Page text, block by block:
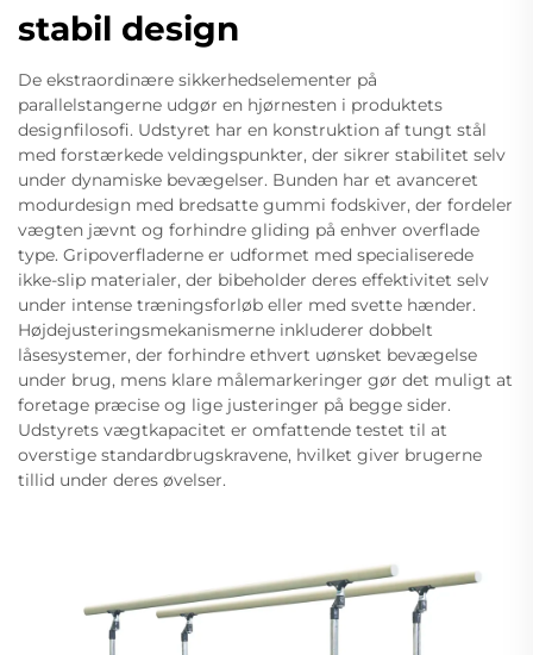
stabil design
De ekstraordinære sikkerhedselementer på
parallelstangerne udgør en hjørnesten i produktets
designfilosofi. Udstyret har en konstruktion af tungt stål
med forstærkede veldingspunkter, der sikrer stabilitet selv
under dynamiske bevægelser. Bunden har et avanceret
modurdesign med bredsatte gummi fodskiver, der fordeler
vægten jævnt og forhindre gliding på enhver overflade
type. Gripoverfladerne er udformet med specialiserede
ikke-slip materialer, der bibeholder deres effektivitet selv
under intense træningsforløb eller med svette hænder.
Højdejusteringsmekanismerne inkluderer dobbelt
låsesystemer, der forhindre ethvert uønsket bevægelse
under brug, mens klare målemarkeringer gør det muligt at
foretage præcise og lige justeringer på begge sider.
Udstyrets vægtkapacitet er omfattende testet til at
overstige standardbrugskravene, hvilket giver brugerne
tillid under deres øvelser.